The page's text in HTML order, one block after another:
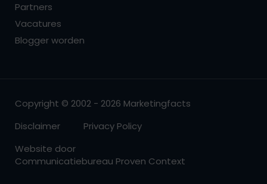
Partners
Vacatures
Blogger worden
Copyright © 2002 - 2026 Marketingfacts
Disclaimer
Privacy Policy
Website door
Communicatiebureau Proven Context